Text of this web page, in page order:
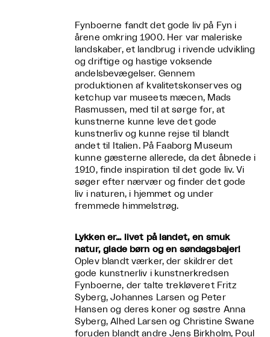
Fynboerne fandt det gode liv på Fyn i
årene omkring 1900. Her var maleriske
landskaber, et landbrug i rivende udvikling
og driftige og hastige voksende
andelsbevægelser. Gennem
produktionen af kvalitetskonserves og
ketchup var museets mæcen, Mads
Rasmussen, med til at sørge for, at
kunstnerne kunne leve det gode
kunstnerliv og kunne rejse til blandt
andet til Italien. På Faaborg Museum
kunne gæsterne allerede, da det åbnede i
1910, finde inspiration til det gode liv. Vi
søger efter nærvær og finder det gode
liv i naturen, i hjemmet og under
fremmede himmelstrøg.
Lykken er… livet på landet, en smuk
natur, glade børn og en søndagsbajer!
Oplev blandt værker, der skildrer det
gode kunstnerliv i kunstnerkredsen
Fynboerne, der talte trekløveret Fritz
Syberg, Johannes Larsen og Peter
Hansen og deres koner og søstre Anna
Syberg, Alhed Larsen og Christine Swane
foruden blandt andre Jens Birkholm, Poul